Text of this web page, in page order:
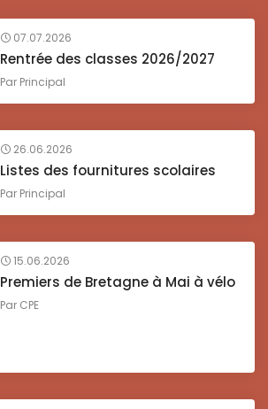
07.07.2026
Rentrée des classes 2026/2027
Par Principal
26.06.2026
Listes des fournitures scolaires
Par Principal
15.06.2026
Premiers de Bretagne à Mai à vélo
Par CPE